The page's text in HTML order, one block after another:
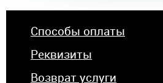
Способы оплаты
Реквизиты
Возврат услуги